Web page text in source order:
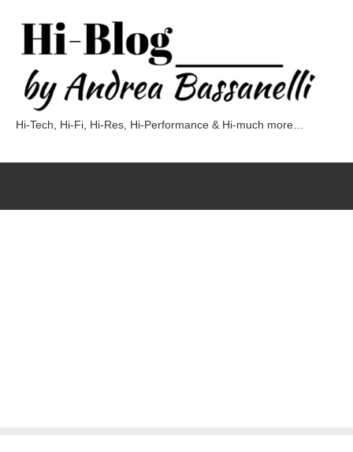
contenuto
Blog
Hi-Tech, Hi-Fi, Hi-Res, Hi-Performance & Hi-much more…